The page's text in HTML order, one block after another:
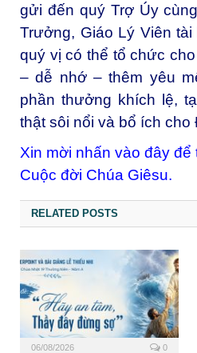
gửi đến quý Trợ Úy
Trưởng, Giáo Lý Viên
quý vị có thể tổ chức
– dễ nhớ – thêm yêu
phần thưởng khích lệ,
thật sôi nổi và bổ ích cho
Xin mời nhấn vào đây
Cuộc đời Chúa Giêsu.
RELATED POSTS
06/08/2026 0